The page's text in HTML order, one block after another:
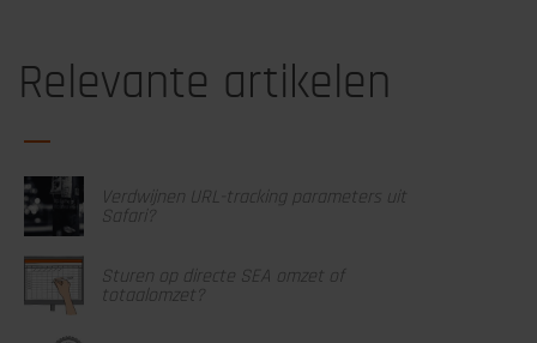
Relevante artikelen
Verdwijnen URL-tracking parameters uit
Safari?
Sturen op directe SEA omzet of
totaalomzet?